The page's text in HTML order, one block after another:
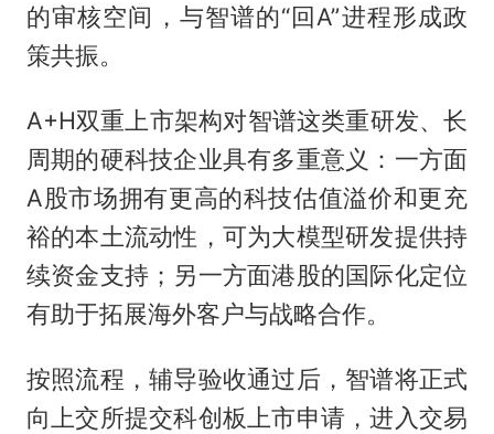
的审核空间，与智谱的“回A”进程形成政
策共振。
A+H双重上市架构对智谱这类重研发、长
周期的硬科技企业具有多重意义：一方面
A股市场拥有更高的科技估值溢价和更充
裕的本土流动性，可为大模型研发提供持
续资金支持；另一方面港股的国际化定位
有助于拓展海外客户与战略合作。
按照流程，辅导验收通过后，智谱将正式
向上交所提交科创板上市申请，进入交易